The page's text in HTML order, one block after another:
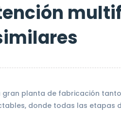
gran planta de fabricación
donde todas las etapas